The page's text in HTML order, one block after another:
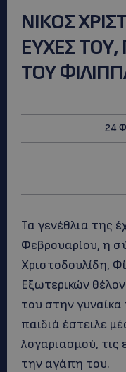
ΝΙΚΟΣ
EYXEΣ
ΤΟΥ
24
Τα γενέθλια της
Φεβρουαρίου, η
Χριστοδουλίδη,
Εξωτερικών
του στην
παιδιά έστειλε
λογαριασμού, τις
την αγάπη του.